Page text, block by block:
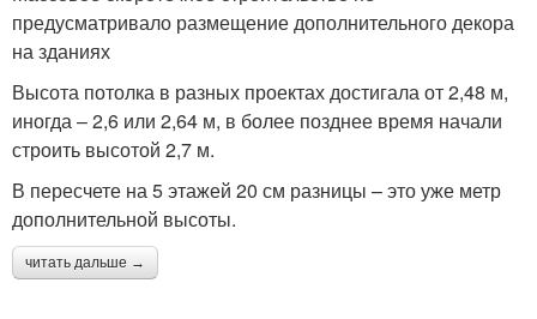
предусматривало размещение дополнительного декора
на зданиях
Высота потолка в разных проектах достигала от 2,48 м,
иногда – 2,6 или 2,64 м, в более позднее время начали
строить высотой 2,7 м.
В пересчете на 5 этажей 20 см разницы – это уже метр
дополнительной высоты.
читать дальше →